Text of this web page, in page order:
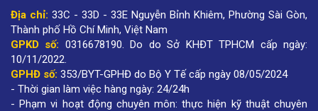
Địa chỉ: 33C - 33D - 33E Nguyễn Bỉnh Khiêm, Phường Sài Gòn,
Thành phố Hồ Chí Minh, Việt Nam
GPKD số: 0316678190
Do do Sở KHĐT TPHCM cấp ngày:
10/11/2022.
GPHĐ số: 353/BYT-GPHĐ do Bộ Y Tế cấp ngày 08/05/2024
- Thời gian làm việc hàng ngày: 24/24h
- Phạm vi hoạt động chuyên môn: thực hiện kỹ thuật chuyên